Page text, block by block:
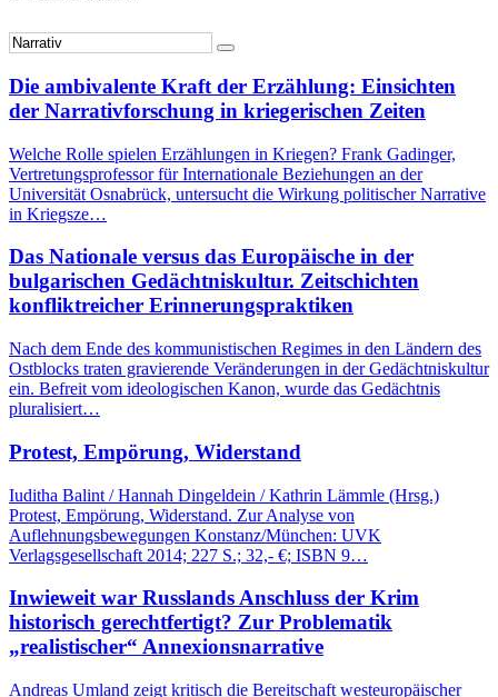
Die ambivalente Kraft der Erzählung: Einsichten
der Narrativforschung in kriegerischen Zeiten
Welche Rolle spielen Erzählungen in Kriegen? Frank Gadinger,
Vertretungsprofessor für Internationale Beziehungen an der
Universität Osnabrück, untersucht die Wirkung politischer Narrative
in Kriegsze…
Das Nationale versus das Europäische in der
bulgarischen Gedächtniskultur. Zeitschichten
konfliktreicher Erinnerungspraktiken
Nach dem Ende des kommunistischen Regimes in den Ländern des
Ostblocks traten gravierende Veränderungen in der Gedächtniskultur
ein. Befreit vom ideologischen Kanon, wurde das Gedächtnis
pluralisiert…
Protest, Empörung, Widerstand
Iuditha Balint / Hannah Dingeldein / Kathrin Lämmle (Hrsg.)
Protest, Empörung, Widerstand. Zur Analyse von
Auflehnungsbewegungen Konstanz/München: UVK
Verlagsgesellschaft 2014; 227 S.; 32,- €; ISBN 9…
Inwieweit war Russlands Anschluss der Krim
historisch gerechtfertigt? Zur Problematik
„realistischer“ Annexionsnarrative
Andreas Umland zeigt kritisch die Bereitschaft westeuropäischer